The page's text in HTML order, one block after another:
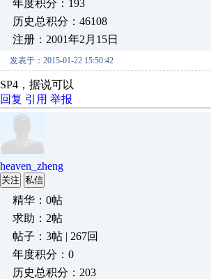
年度积分：193
历史总积分：46108
注册：2001年2月15日
发表于：2015-01-22 15:50:42
SP4，据说可以
回复 引用 举报
heaven_zheng
关注 私信
精华：0帖
求助：2帖
帖子：3帖 | 267回
年度积分：0
历史总积分：203